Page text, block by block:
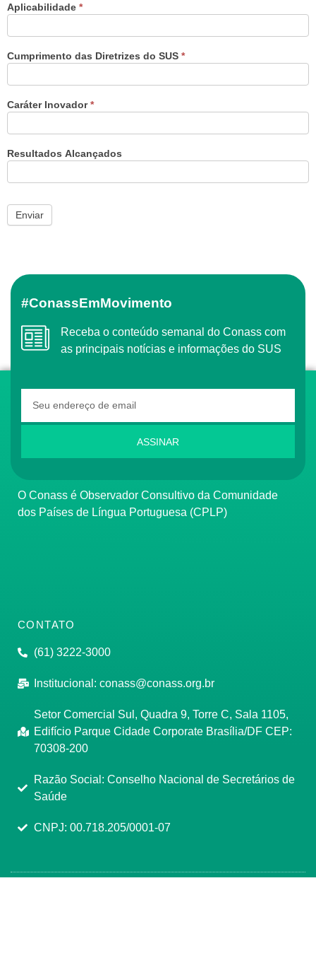
Aplicabilidade *
Cumprimento das Diretrizes do SUS *
Caráter Inovador*
Resultados Alcançados
Enviar
#ConassEmMovimento
Receba o conteúdo semanal do Conass com
as principais notícias e informações do SUS
ASSINAR
O Conass é Observador Consultivo da Comunidade
dos Países de Língua Portuguesa (CPLP)
CONTATO
(61) 3222-3000
Institucional: conass@conass.org.br
Setor Comercial Sul, Quadra 9, Torre C, Sala 1105,
Edifício Parque Cidade Corporate Brasília/DF CEP:
70308-200
Razão Social: Conselho Nacional de Secretários de
Saúde
CNPJ: 00.718.205/0001-07